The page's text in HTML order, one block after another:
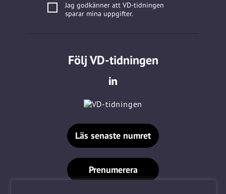
Jag godkänner att VD-tidningen
sparar mina uppgifter.
Följ VD-tidningen
Läs senaste numret
Prenumerera